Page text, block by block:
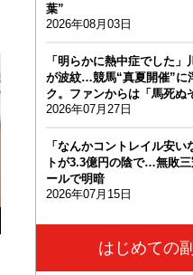
葉”
2026年08月03日
「明らかに熱中症でした
が波紋…競馬“真夏開催”に
ク。ファンからは「馬死ぬ
2026年07月27日
「なんかコントレイル安
トが3.3億円の陰で…無敗
ールで明暗
2026年07月15日
はじめての